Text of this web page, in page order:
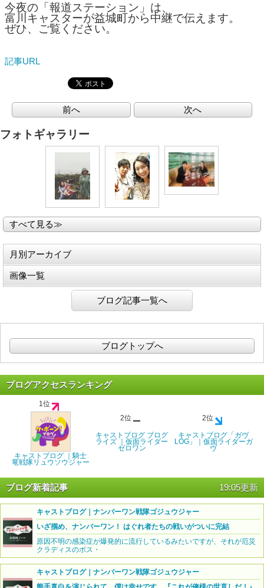
今夜の「報道ステーション」は、
富川キャスターが益城町から中継で伝えます。
ぜひ、ご覧ください。
記事URL
前へ 次へ
フォトギャラリー
すべて見る≫
月別アーカイブ
画像一覧
ブログ記事一覧へ
ブログトップへ
ブログアクセスランキング
1位
キャストブログ ｜騎士
竜戦隊リュウソウジャー
2位
キャストブログ ブログ
ライズ ｜仮面ライダー
ゼロワン
2位
キャストブログ「ガヴ
LOG」｜仮面ライダーガ
ヴ
ブログ新着記事 19:05更新
キャストブログ｜ナンバーワン戦隊ゴジュウジャー
いざ掴め、ナンバーワン！ はぐれ者たちの戦いがついに完結
原因不明の感染症が爆発的に流行しているみたいですが、それが厄災
クラディスのボス・
キャストブログ｜ナンバーワン戦隊ゴジュウジャー